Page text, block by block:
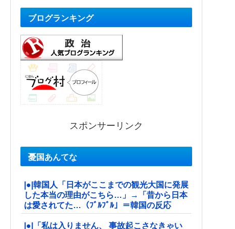
ブログランキング
スポンサーリンク
憂国あんてな
|●|韓国人「日本がここまでの観光大国に発展
した本当の理由がこちら…」→「昔から日本
は愛されてた…（ﾌﾞﾙﾌﾞﾙ」＝韓国の反応
|●|「私は入りません、 事故起こさなきゃい